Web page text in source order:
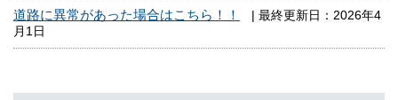
道路に異常があった場合はこちら！！
| 最終更新日：2026年4
月1日